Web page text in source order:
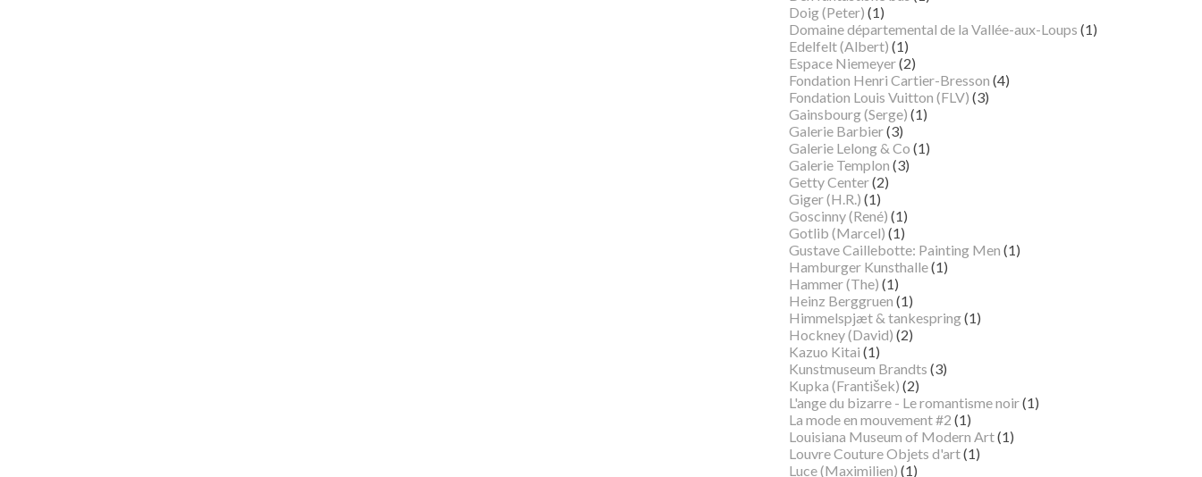
Doig (Peter) (1)
Domaine départemental de la Vallée-aux-Loups (1)
Edelfelt (Albert) (1)
Espace Niemeyer(2)
Fondation Henri Cartier-Bresson (4)
Fondation Louis Vuitton (FLV) (3)
Gainsbourg (Serge) (1)
Galerie Barbier(3)
Galerie Lelong & Co (1)
Galerie Templon (3)
Getty Center(2)
Giger (H.R.) (1)
Goscinny (René) (1)
Gotlib (Marcel) (1)
Gustave Caillebotte: Painting Men (1)
Hamburger Kunsthalle(1)
Hammer (The) (1)
Heinz Berggruen (1)
Himmelspjæt & tankespring(1)
Hockney (David) (2)
Kazuo Kitai (1)
Kunstmuseum Brandts (3)
Kupka (František) (2)
L'ange du bizarre - Le romantisme noir(1)
La mode en mouvement #2 (1)
Louisiana Museum of Modern Art(1)
Louvre Couture Objets d'art(1)
Luce (Maximilien) (1)